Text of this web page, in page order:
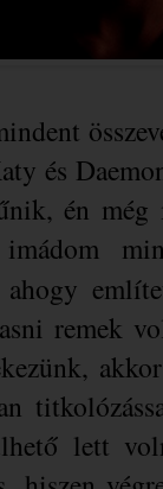
és
én
ahogy
remek
lett